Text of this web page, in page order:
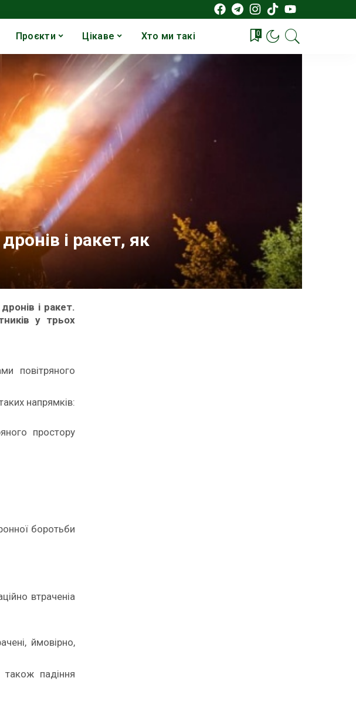
Проєкти Цікаве Хто ми такі 0
і ракет, як
і ракет.
у трьох
повітряного
напрямків:
простору
боротьби
втраченіа
ймовірно,
також падіння